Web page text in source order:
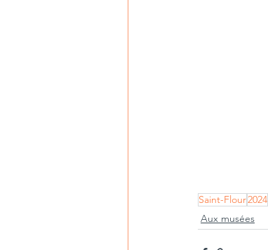
Saint-Flour2024
Aux musées